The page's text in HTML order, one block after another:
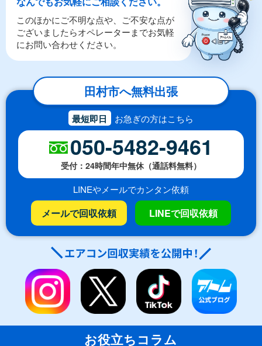
このほかにご不明な点や、ご不安な点が
ございましたらオペレーターまでお気軽
にお問い合わせください。
田村市へ無料出張
最短即日 お急ぎの方はこちら
050-5482-9461
受付：24時間年中無休（通話料無料）
LINEやメールでカンタン依頼
メールで回収依頼 LINEで回収依頼
お役立ちコラム